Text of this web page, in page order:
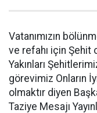
Vatanımızın
ve refahı için Şehit
Yakınları
görevimiz Onların
olmaktır diyen
Taziye Mesajı